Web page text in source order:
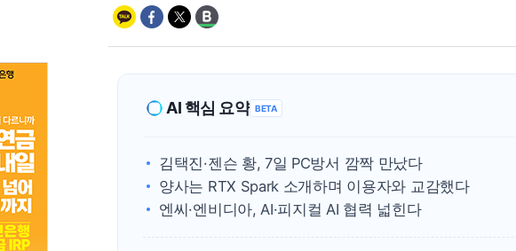
AI 핵심 요약 BETA
김택진·젠슨 황, 7일 PC방서 깜짝 만났다
양사는 RTX Spark 소개하며 이용자와 교감했다
엔씨·엔비디아, AI·피지컬 AI 협력 넓힌다